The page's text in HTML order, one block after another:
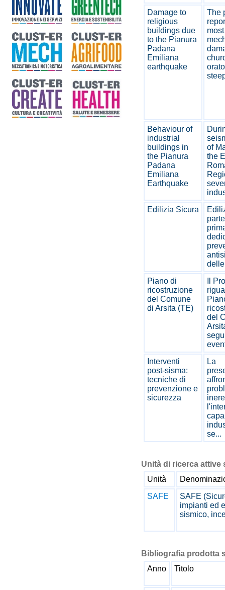
Damage to
religious
buildings due
to the Pianura
Padana
Emiliana
earthquake
The
Behaviour of
industrial
buildings in
the Pianura
Padana
Emiliana
Earthquake
of
the
Edilizia Sicura
Piano di
ricostruzione
del Comune
di Arsita (TE)
Il
del
Interventi
post-sisma:
tecniche di
prevenzione e
sicurezza
La
se...
Unità di ricerca attive
Unità
SAFE
SAFE
impianti ed
sismico,
Bibliografia prodotta
Anno
Titolo